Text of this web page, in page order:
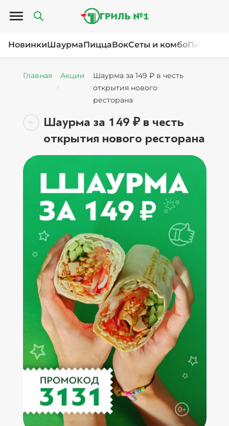
Открыть меню
НовинкиШаурмаПиццаВокСеты и комбоПироги
Главная Акции
Шаурма за 149 ₽ в честь
открытия нового
ресторана
Шаурма за 149 ₽ в честь
открытия нового ресторана